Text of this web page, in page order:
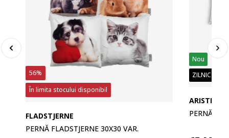
56%
În limita stocului disponibil
FLADSTJERNE
PERNĂ FLADSTJERNE 30X30 VAR.
Nou
ZILNIC PREȚ
ARISTEA
PERNĂ